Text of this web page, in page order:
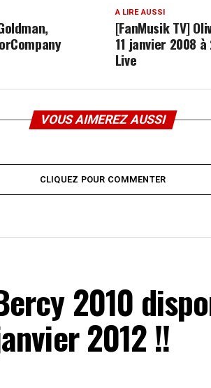
A LIRE AUSSI
[FanMusik TV]
11 janvier 2008
Live
VOUS AIMEREZ AUSSI
CLIQUEZ POUR COMMENTER
2010
2012 !!